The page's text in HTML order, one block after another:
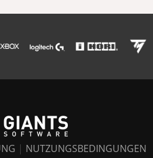
| NUTZUNGSBEDINGUNGEN